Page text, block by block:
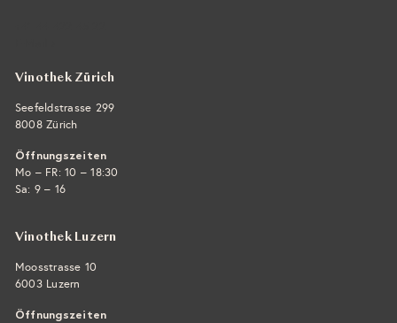
Vinothek Zürich
Seefeldstrasse 299
8008 Zürich
Öffnungszeiten
Mo – FR: 10 – 18:30
Sa: 9 – 16
Vinothek Luzern
Moosstrasse 10
6003 Luzern
Öffnungszeiten